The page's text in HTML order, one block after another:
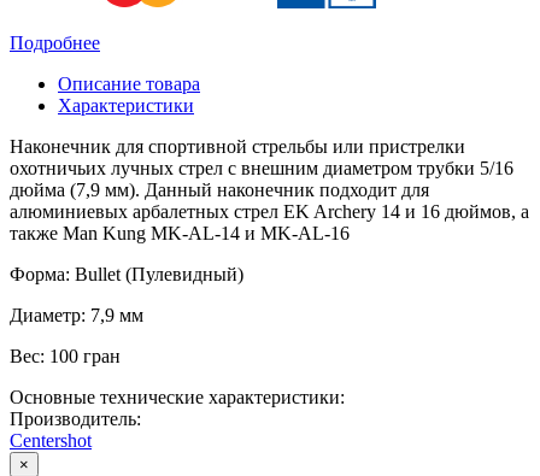
Подробнее
Описание товара
Характеристики
Наконечник для спортивной стрельбы или пристрелки
охотничьих лучных стрел с внешним диаметром трубки 5/16
дюйма (7,9 мм). Данный наконечник подходит для
алюминиевых арбалетных стрел EK Archery 14 и 16 дюймов, а
также Man Kung MK-AL-14 и MK-AL-16
Форма: Bullet (Пулевидный)
Диаметр: 7,9 мм
Вес: 100 гран
Основные технические характеристики:
Производитель:
Centershot
×